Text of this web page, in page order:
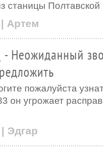
станицы Полтавской
| Артем
- Неожиданный
пожалуйста
он угрожает
| Эдгар